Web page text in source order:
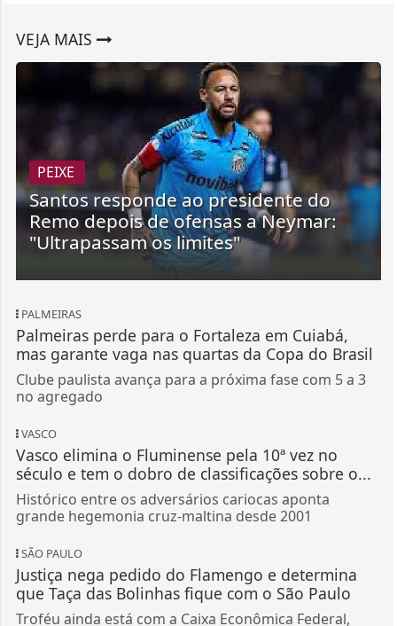
VEJA MAIS
PEIXE
Santos responde ao presidente do
Remo depois de ofensas a Neymar:
"Ultrapassam os limites"
PALMEIRAS
Palmeiras perde para o Fortaleza em Cuiabá,
mas garante vaga nas quartas da Copa do Brasil
Clube paulista avança para a próxima fase com 5 a 3
no agregado
VASCO
Vasco elimina o Fluminense pela 10ª vez no
século e tem o dobro de classificações sobre o...
Histórico entre os adversários cariocas aponta
grande hegemonia cruz-maltina desde 2001
SÃO PAULO
Justiça nega pedido do Flamengo e determina
que Taça das Bolinhas fique com o São Paulo
Troféu ainda está com a Caixa Econômica Federal,